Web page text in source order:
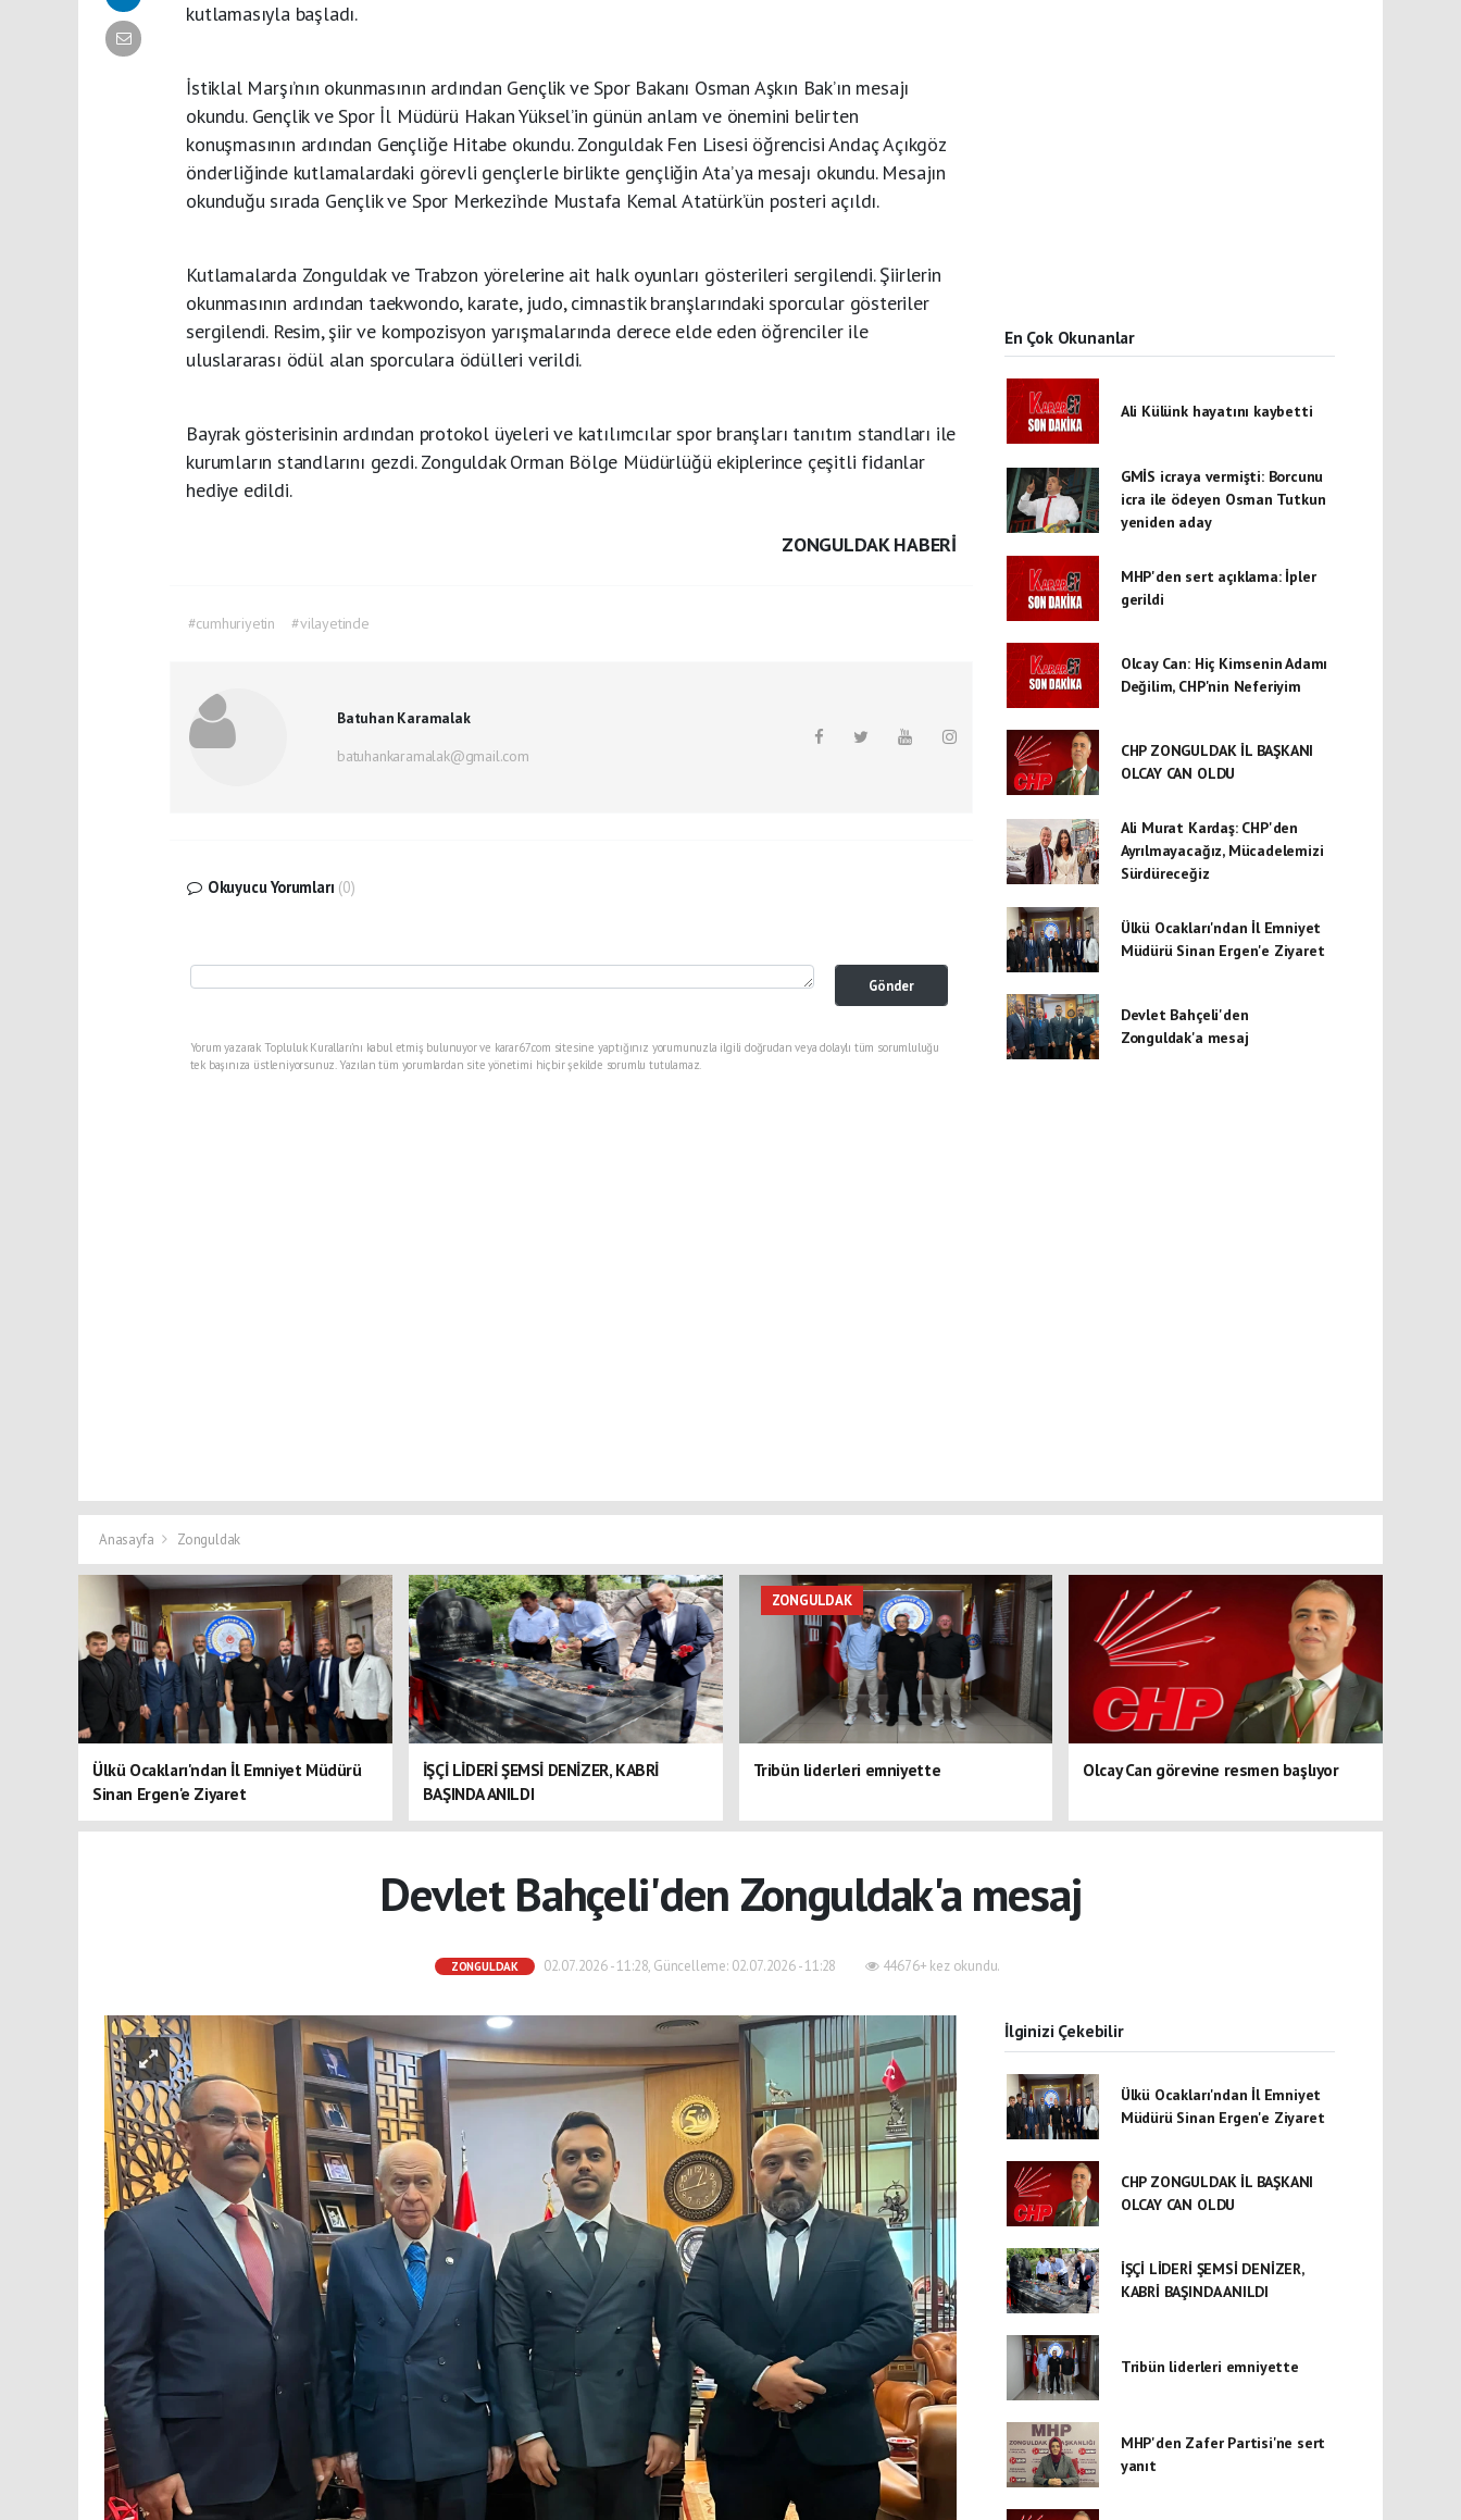
kutlamasıyla başladı.
İstiklal Marşı’nın okunmasının ardından Gençlik ve Spor Bakanı Osman Aşkın Bak’ın mesajı
okundu. Gençlik ve Spor İl Müdürü Hakan Yüksel’in günün anlam ve önemini belirten
konuşmasının ardından Gençliğe Hitabe okundu. Zonguldak Fen Lisesi öğrencisi Andaç Açıkgöz
önderliğinde kutlamalardaki görevli gençlerle birlikte gençliğin Ata’ya mesajı okundu. Mesajın
okunduğu sırada Gençlik ve Spor Merkezi’nde Mustafa Kemal Atatürk’ün posteri açıldı.
Kutlamalarda Zonguldak ve Trabzon yörelerine ait halk oyunları gösterileri sergilendi. Şiirlerin
okunmasının ardından taekwondo, karate, judo, cimnastik branşlarındaki sporcular gösteriler
sergilendi. Resim, şiir ve kompozisyon yarışmalarında derece elde eden öğrenciler ile
uluslararası ödül alan sporculara ödülleri verildi.
Bayrak gösterisinin ardından protokol üyeleri ve katılımcılar spor branşları tanıtım standları ile
kurumların standlarını gezdi. Zonguldak Orman Bölge Müdürlüğü ekiplerince çeşitli fidanlar
hediye edildi.
ZONGULDAK HABERİ
#cumhuriyetin #vilayetinde
Batuhan Karamalak
batuhankaramalak@gmail.com
Okuyucu Yorumları (0)
Gönder
Yorum yazarak Topluluk Kuralları’nı kabul etmiş bulunuyor ve karar67.com sitesine yaptığınız yorumunuzla ilgili doğrudan veya dolaylı tüm sorumluluğu
tek başınıza üstleniyorsunuz. Yazılan tüm yorumlardan site yönetimi hiçbir şekilde sorumlu tutulamaz.
En Çok Okunanlar
Ali Külünk hayatını kaybetti
GMİS icraya vermişti: Borcunu
icra ile ödeyen Osman Tutkun
yeniden aday
MHP'den sert açıklama: İpler
gerildi
Olcay Can: Hiç Kimsenin Adamı
Değilim, CHP'nin Neferiyim
CHP ZONGULDAK İL BAŞKANI
OLCAY CAN OLDU
Ali Murat Kardaş: CHP'den
Ayrılmayacağız, Mücadelemizi
Sürdüreceğiz
Ülkü Ocakları'ndan İl Emniyet
Müdürü Sinan Ergen'e Ziyaret
Devlet Bahçeli'den
Zonguldak'a mesaj
Anasayfa Zonguldak
Ülkü Ocakları'ndan İl Emniyet Müdürü
Sinan Ergen'e Ziyaret
İŞÇİ LİDERİ ŞEMSİ DENİZER, KABRİ
BAŞINDA ANILDI
ZONGULDAK
Tribün liderleri emniyette Olcay Can görevine resmen başlıyor
Devlet Bahçeli'den Zonguldak'a mesaj
ZONGULDAK 02.07.2026 - 11:28, Güncelleme: 02.07.2026 - 11:28 44676+ kez okundu.
İlginizi Çekebilir
Ülkü Ocakları'ndan İl Emniyet
Müdürü Sinan Ergen'e Ziyaret
CHP ZONGULDAK İL BAŞKANI
OLCAY CAN OLDU
İŞÇİ LİDERİ ŞEMSİ DENİZER,
KABRİ BAŞINDA ANILDI
Tribün liderleri emniyette
MHP'den Zafer Partisi'ne sert
yanıt